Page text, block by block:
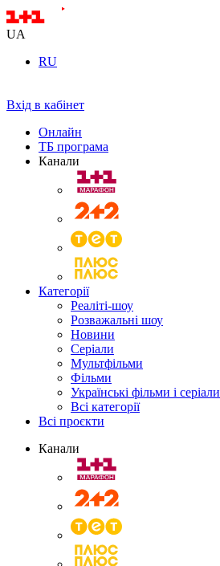
UA
RU
Вхід в кабінет
Онлайн
ТБ програма
Канали
Категорії
Реаліті-шоу
Розважальні шоу
Новини
Серіали
Мультфільми
Фільми
Українські фільми і серіали
Всі категорії
Всі проєкти
Канали